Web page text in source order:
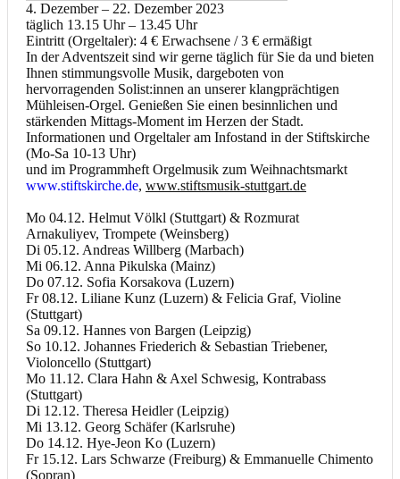
4. Dezember – 22. Dezember 2023
täglich 13.15 Uhr – 13.45 Uhr
Eintritt (Orgeltaler): 4 € Erwachsene / 3 € ermäßigt
In der Adventszeit sind wir gerne täglich für Sie da und bieten
Ihnen stimmungsvolle Musik, dargeboten von
hervorragenden Solist:innen an unserer klangprächtigen
Mühleisen-Orgel. Genießen Sie einen besinnlichen und
stärkenden Mittags-Moment im Herzen der Stadt.
Informationen und Orgeltaler am Infostand in der Stiftskirche
(Mo-Sa 10-13 Uhr)
und im Programmheft Orgelmusik zum Weihnachtsmarkt
www.stiftskirche.de, www.stiftsmusik-stuttgart.de
Mo 04.12. Helmut Völkl (Stuttgart) & Rozmurat
Arnakuliyev, Trompete (Weinsberg)
Di 05.12. Andreas Willberg (Marbach)
Mi 06.12. Anna Pikulska (Mainz)
Do 07.12. Sofia Korsakova (Luzern)
Fr 08.12. Liliane Kunz (Luzern) & Felicia Graf, Violine
(Stuttgart)
Sa 09.12. Hannes von Bargen (Leipzig)
So 10.12. Johannes Friederich & Sebastian Triebener,
Violoncello (Stuttgart)
Mo 11.12. Clara Hahn & Axel Schwesig, Kontrabass
(Stuttgart)
Di 12.12. Theresa Heidler (Leipzig)
Mi 13.12. Georg Schäfer (Karlsruhe)
Do 14.12. Hye-Jeon Ko (Luzern)
Fr 15.12. Lars Schwarze (Freiburg) & Emmanuelle Chimento
(Sopran)